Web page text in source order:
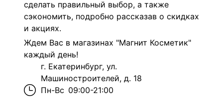
сделать правильный выбор, а также
сэкономить, подробно рассказав о скидках
и акциях.
Ждем Вас в магазинах "Магнит Косметик"
каждый день!
г. Екатеринбург, ул.
Машиностроителей, д. 18
Пн-Вс 09:00-21:00